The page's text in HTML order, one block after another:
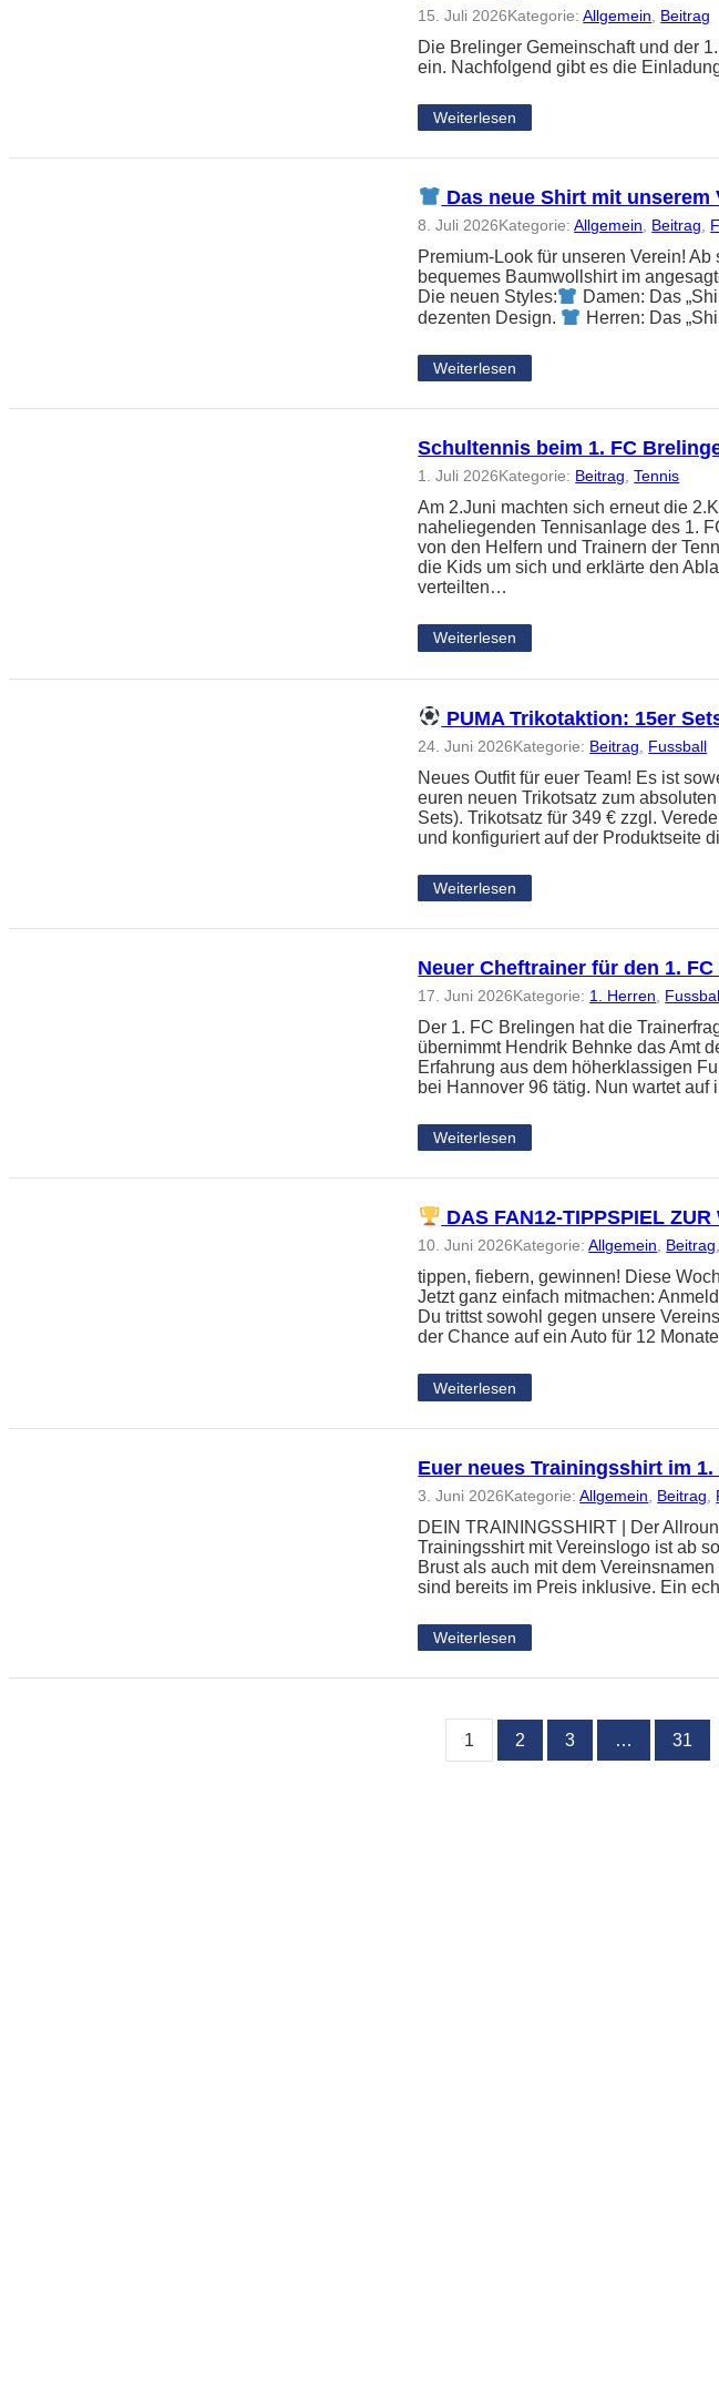
15. Juli 2026Kategorie:Allgemein Beitrag
Die Brelinger Gemeinschaft und der
ein. Nachfolgend gibt es die
Weiterlesen
Das neue Shirt mit unserem
8. Juli 2026Kategorie:Allgemein Beitrag
Premium-Look für unseren Verein!
bequemes Baumwollshirt im
Die neuen Styles:
Damen: Das
dezenten Design.
Herren: Das
Weiterlesen
Schultennis beim 1. FC
1. Juli 2026Kategorie: Beitrag, Tennis
Am 2.Juni machten sich erneut die
naheliegenden Tennisanlage des 1.
von den Helfern und Trainern der
die Kids um sich und erklärte den
verteilten…
Weiterlesen
PUMA Trikotaktion: 15er
24. Juni 2026Kategorie: Beitrag Fussball
Neues Outfit für euer Team! Es ist
euren neuen Trikotsatz zum
Sets). Trikotsatz für 349 € zzgl.
und konfiguriert auf der Produktseite
Weiterlesen
Neuer Cheftrainer für den 1.
17. Juni 2026Kategorie: 1. Herren
Der 1. FC Brelingen hat die
übernimmt Hendrik Behnke das Amt
Erfahrung aus dem höherklassigen
bei Hannover 96 tätig. Nun wartet
Weiterlesen
DAS FAN12-TIPPSPIEL ZUR
10. Juni 2026Kategorie:Allgemein, Beitrag,
tippen, fiebern, gewinnen! Diese
Jetzt ganz einfach mitmachen:
Du trittst sowohl gegen unsere
der Chance auf ein Auto für 12
Weiterlesen
Euer neues Trainingsshirt im
3. Juni 2026Kategorie:Allgemein Beitrag
DEIN TRAININGSSHIRT | Der
Trainingsshirt mit Vereinslogo ist ab
Brust als auch mit dem
sind bereits im Preis inklusive. Ein
Weiterlesen
1 2 3 … 31